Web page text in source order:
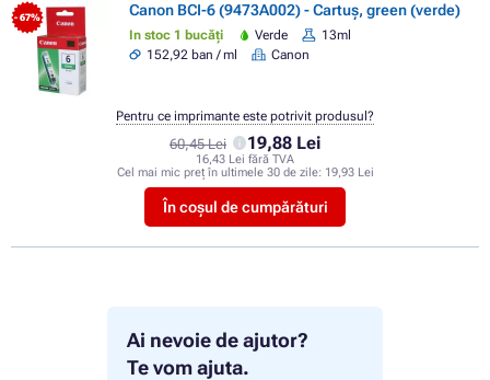
Ai nevoie de ajutor?
Te vom ajuta.
- 67% Canon BCI-6 (9473A002) - Cartuș, green (verde)
In stoc 1 bucăți Verde
13ml
152,92 ban / ml
Canon
60,45 Lei 19,88 Lei
16,43 Lei fără TVA
Cel mai mic preț în ultimele 30 de zile: 19,93 Lei
În coșul de cumpărături
Pentru ce imprimante este potrivit produsul?